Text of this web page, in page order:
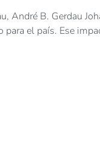
André B. Gerdau
el país. Ese